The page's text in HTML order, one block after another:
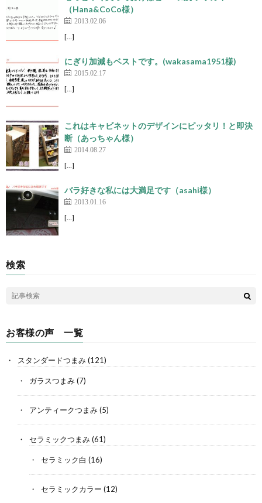
（Hana&CoCo様）
2013.02.06
[…]
にぎり加減もベストです。(wakasama1951様)
2015.02.17
[…]
これはキャビネットのデザインにピッタリ！と即決
断（あっちゃん様）
2014.08.27
[…]
バラ好きな私には大満足です（asahi様）
2013.01.16
[…]
検索
お客様の声 一覧
スタンダードつまみ(121)
ガラスつまみ(7)
アンティークつまみ(5)
セラミックつまみ(61)
セラミック白 (16)
セラミックカラー (12)